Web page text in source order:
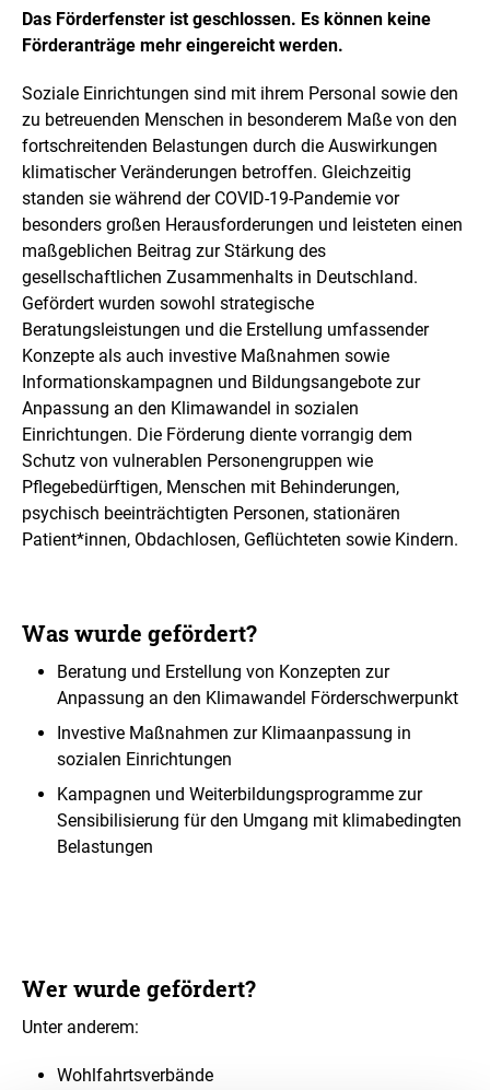
Das Förderfenster ist geschlossen. Es können keine
Förderanträge mehr eingereicht werden.
Soziale Einrichtungen sind mit ihrem Personal sowie den
zu betreuenden Menschen in besonderem Maße von den
fortschreitenden Belastungen durch die Auswirkungen
klimatischer Veränderungen betroffen. Gleichzeitig
standen sie während der COVID-19-Pandemie vor
besonders großen Herausforderungen und leisteten einen
maßgeblichen Beitrag zur Stärkung des
gesellschaftlichen Zusammenhalts in Deutschland.
Gefördert wurden sowohl strategische
Beratungsleistungen und die Erstellung umfassender
Konzepte als auch investive Maßnahmen sowie
Informationskampagnen und Bildungsangebote zur
Anpassung an den Klimawandel in sozialen
Einrichtungen. Die Förderung diente vorrangig dem
Schutz von vulnerablen Personengruppen wie
Pflegebedürftigen, Menschen mit Behinderungen,
psychisch beeinträchtigten Personen, stationären
Patient*innen, Obdachlosen, Geflüchteten sowie Kindern.
Was wurde gefördert?
Beratung und Erstellung von Konzepten zur
Anpassung an den Klimawandel Förderschwerpunkt
Investive Maßnahmen zur Klimaanpassung in
sozialen Einrichtungen
Kampagnen und Weiterbildungsprogramme zur
Sensibilisierung für den Umgang mit klimabedingten
Belastungen
Wer wurde gefördert?
Unter anderem:
Wohlfahrtsverbände